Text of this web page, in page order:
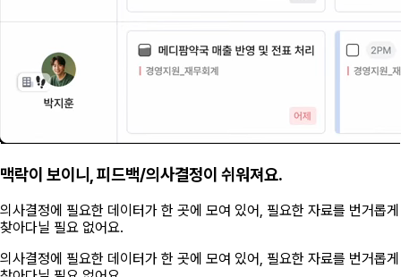
맥락이 보이니, 피드백/의사결정이 쉬워져요.
의사결정에 필요한 데이터가 한 곳에 모여 있어, 필요한 자료를 번거롭게
찾아다닐 필요 없어요.
의사결정에 필요한 데이터가 한 곳에 모여 있어, 필요한 자료를 번거롭게